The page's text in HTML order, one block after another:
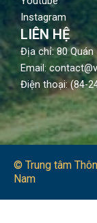
Instagram
LIÊN HỆ
Địa chỉ: 80 Quán
Email:
Điện thoại: (84-
© Trung tâm
Nam